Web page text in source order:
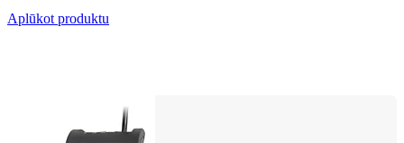
Aplūkot produktu